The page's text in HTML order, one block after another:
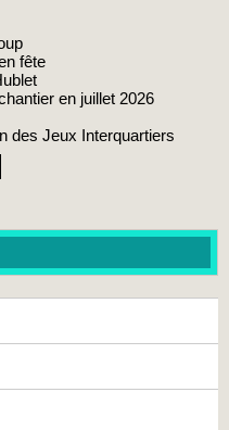
fête
en juillet 2026
des Jeux Interquartiers